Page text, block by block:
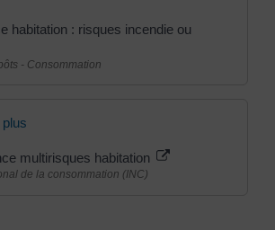
habitation : risques incendie ou
- Consommation
multirisques habitation
de la consommation (INC)